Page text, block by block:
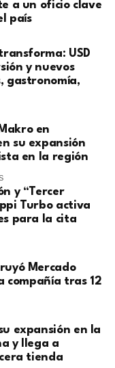
a un oficio clave
país
USD
y nuevos
gastronomía,
en
su expansión
en la región
y “Tercer
Turbo activa
para la cita
Mercado
compañía tras 12
expansión en la
y llega a
tienda